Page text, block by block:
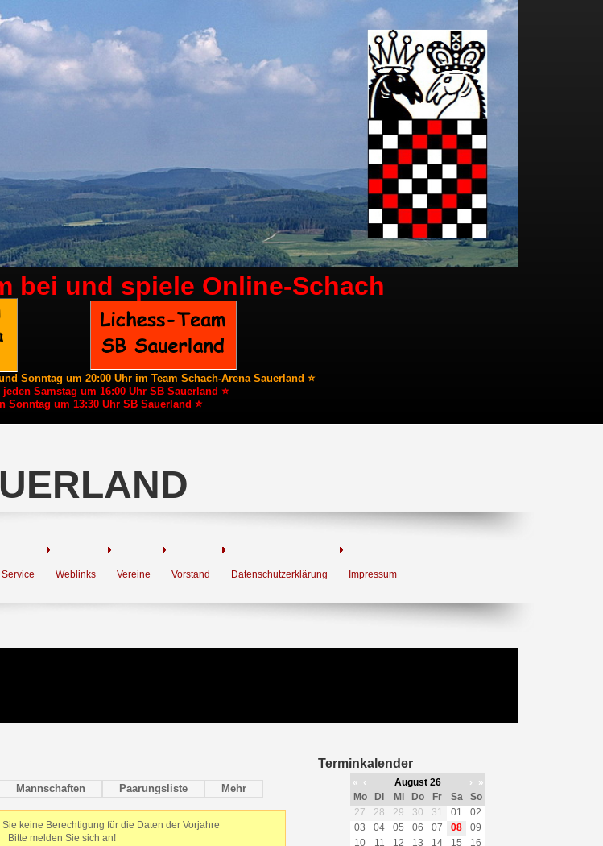
bei und spiele Online-Schach
Sonntag um 20:00 Uhr im Team Schach-Arena Sauerland ⭐
Samstag um 16:00 Uhr SB Sauerland ⭐
Sonntag um 13:30 Uhr SB Sauerland ⭐
Service Weblinks Vereine Vorstand Datenschutzerklärung Impressum
Mannschaften Paarungsliste Mehr
keine Berechtigung für die Daten der Vorjahre
Bitte melden Sie sich an!
Terminkalender
« ‹ August 26 ›
»
Mo
Di Mi Do Fr Sa
So
27
28 29 30 31 01
02
03
04 05 06 07 08
09
10
11 12 13 14 15
16